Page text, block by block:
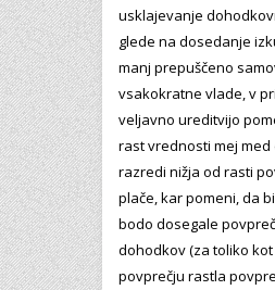
usklajevanje
glede na dosedanje
manj prepuščeno
vsakokratne vlade, v
veljavno ureditvijo
rast vrednosti mej
razredi nižja od rasti
plače, kar pomeni, da
bodo dosegale
dohodkov (za toliko
povprečju rastla